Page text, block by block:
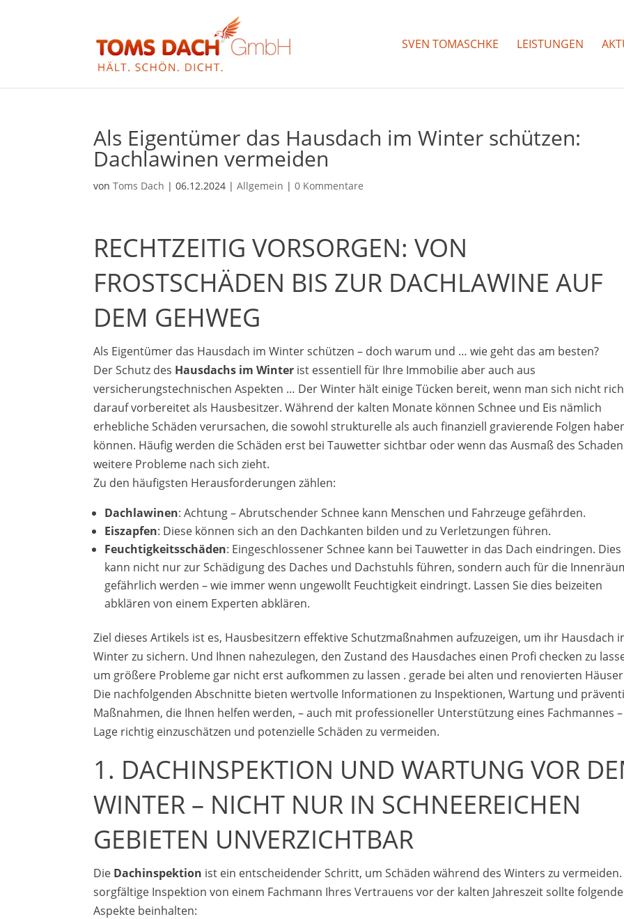
SVEN TOMASCHKE LEISTUNGEN
Als Eigentümer das Hausdach im Winter schützen:
Dachlawinen vermeiden
vonToms Dach |06.12.2024 |Allgemein |0 Kommentare
RECHTZEITIG VORSORGEN: VON
FROSTSCHÄDEN BIS ZUR DACHLAWINE AUF
DEM GEHWEG
Als Eigentümer das Hausdach im Winter schützen – doch warum und … wie geht das am besten?
Der Schutz des Hausdachs im Winter ist essentiell für Ihre Immobilie aber auch aus
versicherungstechnischen Aspekten … Der Winter hält einige Tücken bereit, wenn man sich nicht
darauf vorbereitet als Hausbesitzer. Während der kalten Monate können Schnee und Eis nämlich
erhebliche Schäden verursachen, die sowohl strukturelle als auch finanziell gravierende Folgen
können. Häufig werden die Schäden erst bei Tauwetter sichtbar oder wenn das Ausmaß des
weitere Probleme nach sich zieht.
Zu den häufigsten Herausforderungen zählen:
Dachlawinen: Achtung – Abrutschender Schnee kann Menschen und Fahrzeuge gefährden.
Eiszapfen: Diese können sich an den Dachkanten bilden und zu Verletzungen führen.
Feuchtigkeitsschäden: Eingeschlossener Schnee kann bei Tauwetter in das Dach eindringen. Dies
kann nicht nur zur Schädigung des Daches und Dachstuhls führen, sondern auch für die
gefährlich werden – wie immer wenn ungewollt Feuchtigkeit eindringt. Lassen Sie dies beizeiten
abklären von einem Experten abklären.
Ziel dieses Artikels ist es, Hausbesitzern effektive Schutzmaßnahmen aufzuzeigen, um ihr Hausdach
Winter zu sichern. Und Ihnen nahezulegen, den Zustand des Hausdaches einen Profi checken zu
um größere Probleme gar nicht erst aufkommen zu lassen . gerade bei alten und renovierten
Die nachfolgenden Abschnitte bieten wertvolle Informationen zu Inspektionen, Wartung und
Maßnahmen, die Ihnen helfen werden, – auch mit professioneller Unterstützung eines Fachmannes
Lage richtig einzuschätzen und potenzielle Schäden zu vermeiden.
1. DACHINSPEKTION UND WARTUNG VOR
WINTER – NICHT NUR IN SCHNEEREICHEN
GEBIETEN UNVERZICHTBAR
Die Dachinspektion ist ein entscheidender Schritt, um Schäden während des Winters zu vermeiden.
sorgfältige Inspektion von einem Fachmann Ihres Vertrauens vor der kalten Jahreszeit sollte folgende
Aspekte beinhalten: